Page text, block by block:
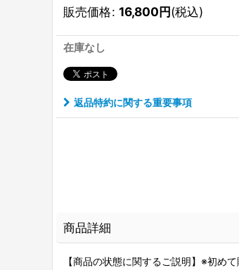
販売価格: 16,800円(税込)
在庫なし
返品特約に関する重要事項
商品詳細
【商品の状態に関するご説明】※初め